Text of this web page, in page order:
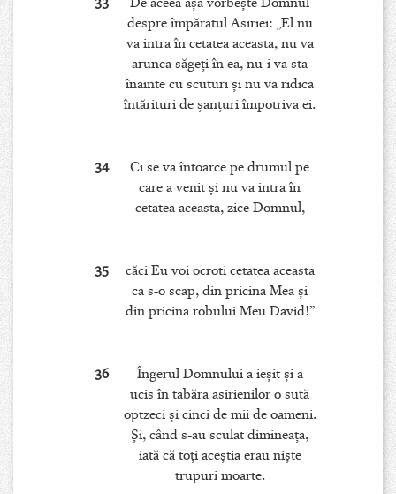
despre împăratul Asiriei: „El nu
va intra în cetatea aceasta, nu va
arunca săgeţi în ea, nu-i va sta
înainte cu scuturi şi nu va ridica
întărituri de şanţuri împotriva ei.
34
Ci se va întoarce pe drumul pe
care a venit şi nu va intra în
cetatea aceasta, zice Domnul,
35
căci Eu voi ocroti cetatea aceasta
ca s-o scap, din pricina Mea şi
din pricina robului Meu David!”
36
Îngerul Domnului a ieşit şi a
ucis în tabăra asirienilor o sută
optzeci şi cinci de mii de oameni.
Şi, când s-au sculat dimineaţa,
iată că toţi aceştia erau nişte
trupuri moarte.